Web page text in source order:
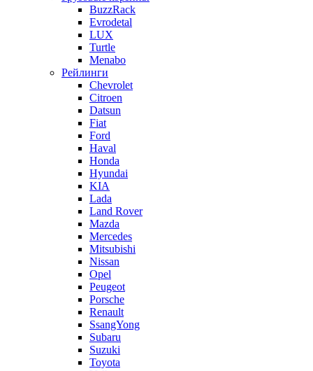
BuzzRack
Evrodetal
LUX
Turtle
Menabo
Рейлинги
Chevrolet
Citroen
Datsun
Fiat
Ford
Haval
Honda
Hyundai
KIA
Lada
Land Rover
Mazda
Mercedes
Mitsubishi
Nissan
Opel
Peugeot
Porsche
Renault
SsangYong
Subaru
Suzuki
Toyota